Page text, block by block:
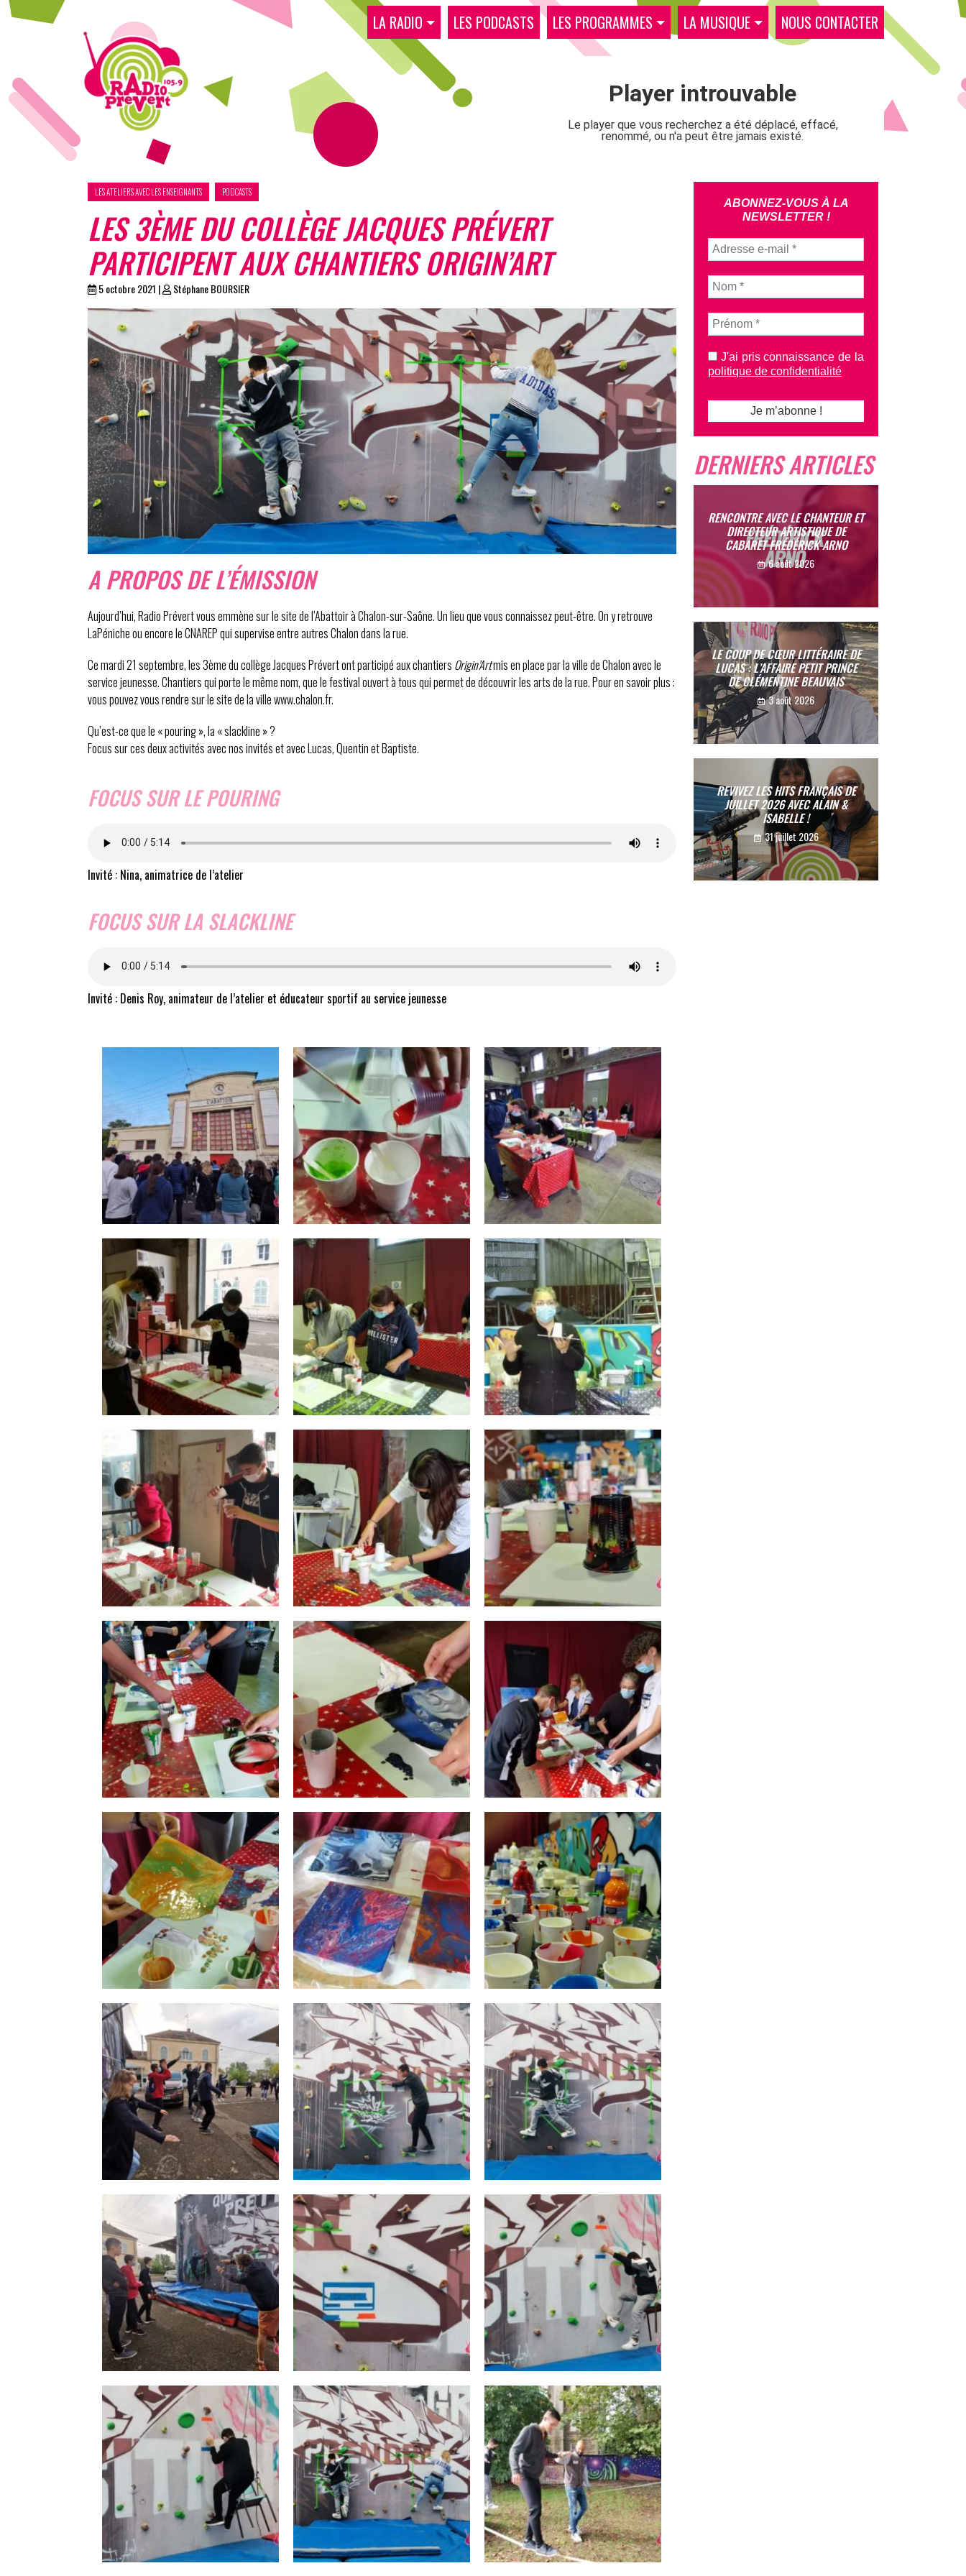
LA RADIO LES PODCASTS LES PROGRAMMES LA MUSIQUE NOUS CONTACTER
LES ATELIERS AVEC LES ENSEIGNANTS PODCASTS
LES 3ÈME DU COLLÈGE JACQUES PRÉVERT
PARTICIPENT AUX CHANTIERS ORIGIN’ART
5 octobre 2021 | Stéphane BOURSIER
A PROPOS DE L’ÉMISSION
Aujourd’hui, Radio Prévert vous emmène sur le site de l’Abattoir à Chalon-sur-Saône. Un lieu que vous connaissez peut-être. On y retrouve
LaPéniche ou encore le CNAREP qui supervise entre autres Chalon dans la rue.
Ce mardi 21 septembre, les 3ème du collège Jacques Prévert ont participé aux chantiers Origin’Artmis en place par la ville de Chalon avec le
service jeunesse. Chantiers qui porte le même nom, que le festival ouvert à tous qui permet de découvrir les arts de la rue. Pour en savoir plus :
vous pouvez vous rendre sur le site de la ville www.chalon.fr.
Qu’est-ce que le « pouring », la « slackline » ?
Focus sur ces deux activités avec nos invités et avec Lucas, Quentin et Baptiste.
FOCUS SUR LE POURING
Invité : Nina, animatrice de l’atelier
FOCUS SUR LA SLACKLINE
Invité : Denis Roy, animateur de l’atelier et éducateur sportif au service jeunesse
ABONNEZ-VOUS À LA
NEWSLETTER !
J'ai pris connaissance de la
politique de confidentialité
DERNIERS ARTICLES
RENCONTRE AVEC LE CHANTEUR ET
DIRECTEUR ARTISTIQUE DE
CABARET FRÉDÉRICK ARNO
6 août 2026
LE COUP DE CŒUR LITTÉRAIRE DE
LUCAS : L’AFFAIRE PETIT PRINCE
DE CLÉMENTINE BEAUVAIS
3 août 2026
REVIVEZ LES HITS FRANÇAIS DE
JUILLET 2026 AVEC ALAIN &
ISABELLE !
31 juillet 2026